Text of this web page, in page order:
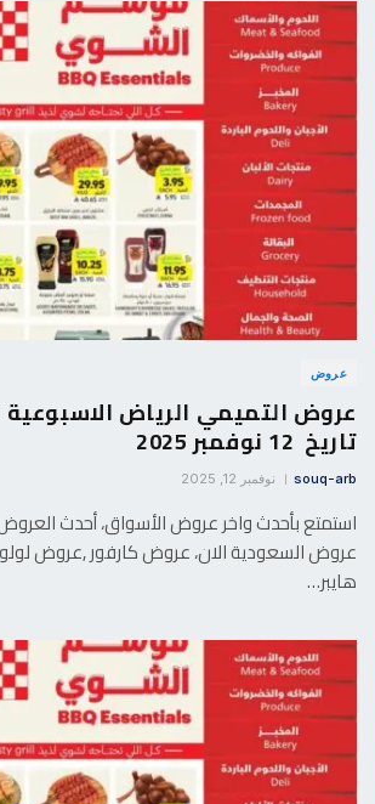
عروض
عروض التميمي الرياض
تاريخ 12 نوفمبر 2025
souq-arb نوفمبر 12, 2025
استمتع بأحدث واخر عروض الأسواق، أحدث
عروض السعودية الان، عروض كارفور ,عروض
هايبر…